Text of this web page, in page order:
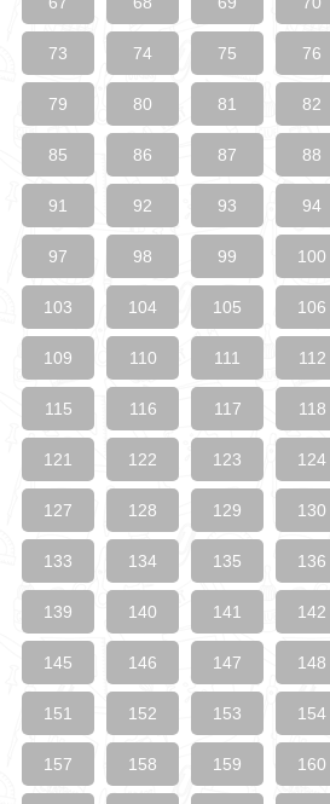
73 74 75 76
79 80 81 82
85 86 87 88
91 92 93 94
97 98 99 100
103 104 105 106
109 110 111 112
115 116 117 118
121 122 123 124
127 128 129 130
133 134 135 136
139 140 141 142
145 146 147 148
151 152 153 154
157 158 159 160